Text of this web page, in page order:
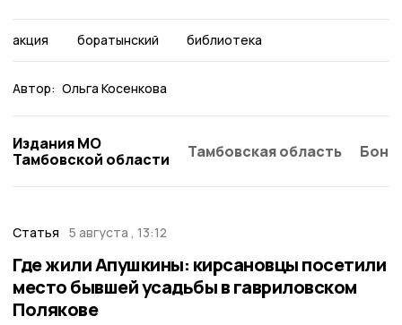
акция боратынский библиотека
Автор: Ольга Косенкова
Издания МО
Тамбовской области
Тамбовская область
Статья 5 августа , 13:12
Где жили Апушкины: кирсановцы посетили
место бывшей усадьбы в гавриловском
Полякове